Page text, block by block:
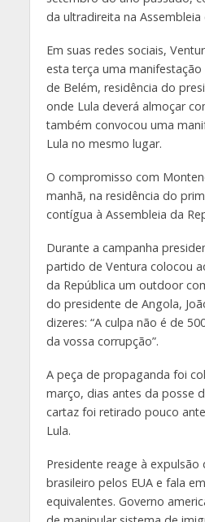
da ultradireita na Assembleia
Em suas redes sociais,
esta terça uma
de Belém, residência do
onde Lula deverá almoçar
também convocou uma
Lula no mesmo lugar.
O compromisso com
manhã, na residência do
contígua à Assembleia da
Durante a campanha
partido de Ventura colocou
da República um outdoor
do presidente de Angola,
dizeres: “A culpa não é de
da vossa corrupção”.
A peça de propaganda foi
março, dias antes da posse
cartaz foi retirado pouco
Lula.
Presidente reage à expulsão
brasileiro pelos EUA e fala
equivalentes. Governo